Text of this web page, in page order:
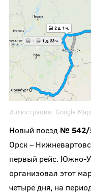
Иллюстрация: Google
Новый поезд № 542/
Орск –
первый рейс. Южно-
организовал этот
четыре дня, на